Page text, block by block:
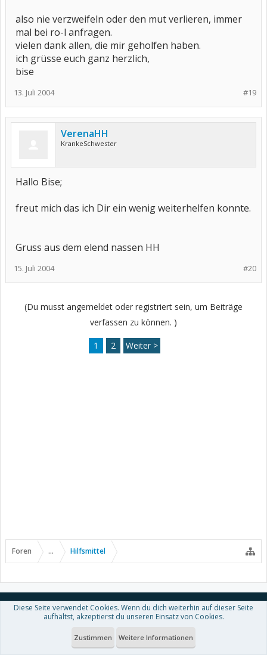
also nie verzweifeln oder den mut verlieren, immer
mal bei ro-l anfragen.
vielen dank allen, die mir geholfen haben.
ich grüsse euch ganz herzlich,
bise
#19
13. Juli 2004
VerenaHH
KrankeSchwester
Hallo Bise;
freut mich das ich Dir ein wenig weiterhelfen konnte.
Gruss aus dem elend nassen HH
#20
15. Juli 2004
(Du musst angemeldet oder registriert sein, um Beiträge
verfassen zu können. )
1 2 Weiter >
Foren ... Hilfsmittel
Kontakt Hilfe Nutzungsbedingungen
Datenschutzerklärung
Diese Seite verwendet Cookies. Wenn du dich weiterhin auf dieser Seite
aufhältst, akzeptierst du unseren Einsatz von Cookies.
Zustimmen Weitere Informationen